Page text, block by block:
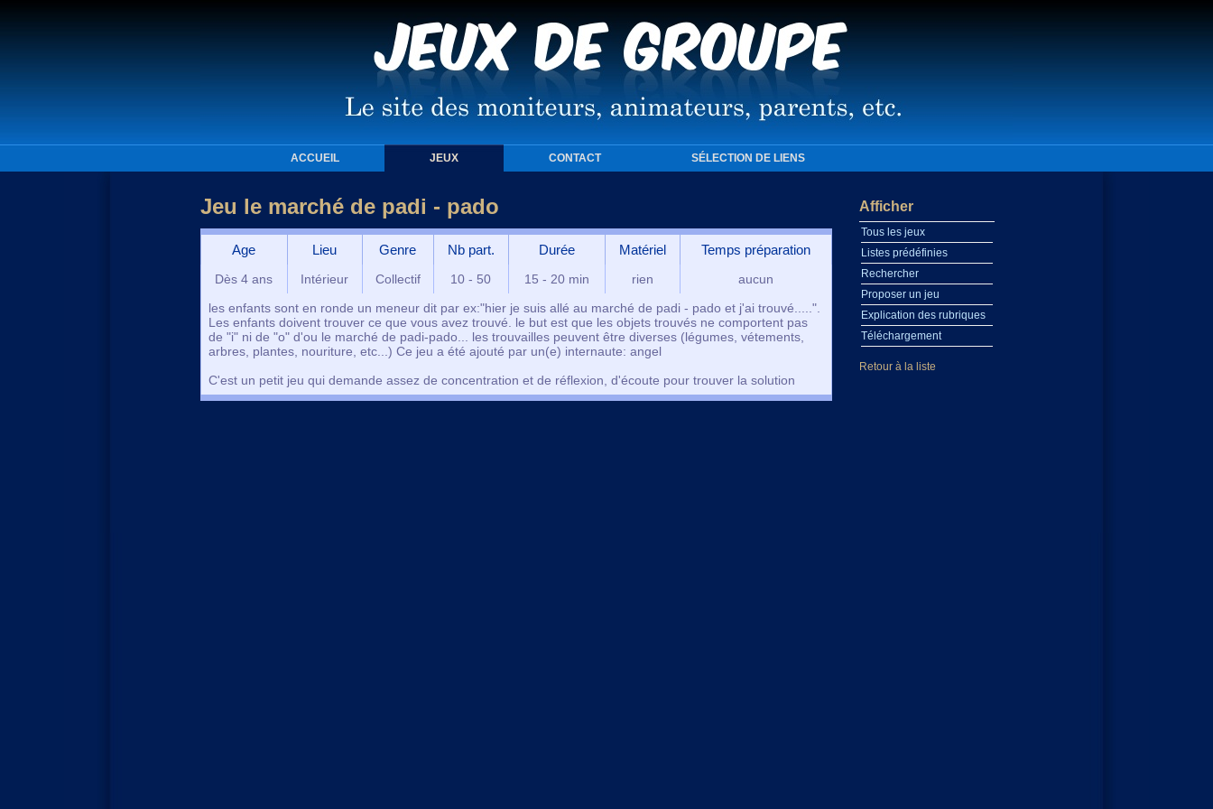
ACCUEIL JEUX CONTACT SÉLECTION DE LIENS
Jeu le marché de padi - pado
Age Lieu Genre Nb part. Durée Matériel Temps préparation
Dès 4 ans Intérieur Collectif 10 - 50 15 - 20 min rien
aucun
les enfants sont en ronde un meneur dit par ex:"hier je suis allé au marché de padi - pado et j'ai trouvé.....".
Les enfants doivent trouver ce que vous avez trouvé. le but est que les objets trouvés ne comportent pas
de "i" ni de "o" d'ou le marché de padi-pado... les trouvailles peuvent être diverses (légumes, vétements,
arbres, plantes, nouriture, etc...) Ce jeu a été ajouté par un(e) internaute: angel
C'est un petit jeu qui demande assez de concentration et de réflexion, d'écoute pour trouver la solution
Afficher
Tous les jeux
Listes prédéfinies
Rechercher
Proposer un jeu
Explication des rubriques
Téléchargement
Retour à la liste